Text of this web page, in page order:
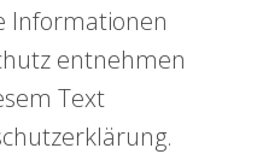
Informationen
entnehmen
Text